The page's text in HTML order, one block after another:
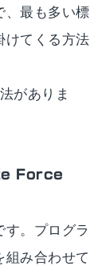
、最も多い標
けてくる方法
がありま
Force
。プログラ
組み合わせて